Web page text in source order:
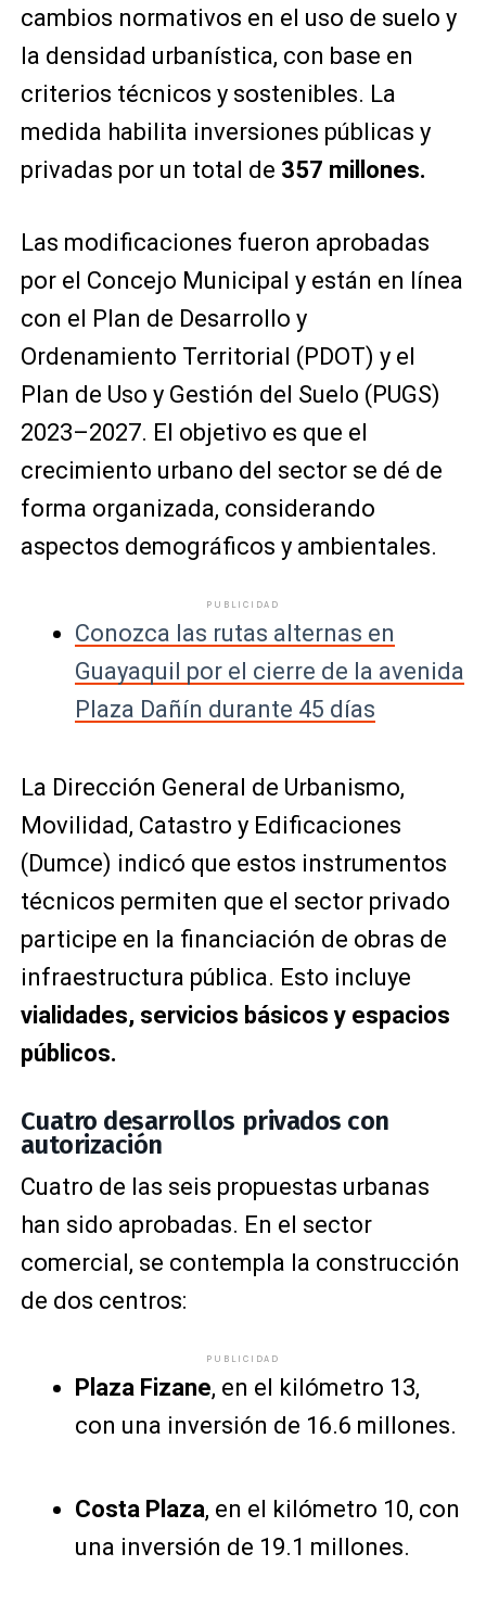
cambios normativos en el uso de suelo y
la densidad urbanística, con base en
criterios técnicos y sostenibles. La
medida habilita inversiones públicas y
privadas por un total de 357 millones.
Las modificaciones fueron aprobadas
por el Concejo Municipal y están en línea
con el Plan de Desarrollo y
Ordenamiento Territorial (PDOT) y el
Plan de Uso y Gestión del Suelo (PUGS)
2023–2027. El objetivo es que el
crecimiento urbano del sector se dé de
forma organizada, considerando
aspectos demográficos y ambientales.
PUBLICIDAD
Conozca las rutas alternas en
Guayaquil por el cierre de la avenida
Plaza Dañín durante 45 días
La Dirección General de Urbanismo,
Movilidad, Catastro y Edificaciones
(Dumce) indicó que estos instrumentos
técnicos permiten que el sector privado
participe en la financiación de obras de
infraestructura pública. Esto incluye
vialidades, servicios básicos y espacios
públicos.
Cuatro desarrollos privados con
autorización
Cuatro de las seis propuestas urbanas
han sido aprobadas. En el sector
comercial, se contempla la construcción
de dos centros:
PUBLICIDAD
Plaza Fizane, en el kilómetro 13,
con una inversión de 16.6 millones.
Costa Plaza, en el kilómetro 10, con
una inversión de 19.1 millones.